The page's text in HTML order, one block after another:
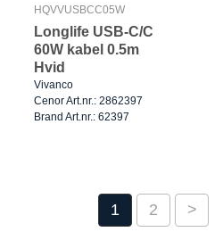
HQVVUSBCC05W
Longlife USB-C/C
60W kabel 0.5m
Hvid
Vivanco
Cenor Art.nr.: 2862397
Brand Art.nr.: 62397
1 2 >